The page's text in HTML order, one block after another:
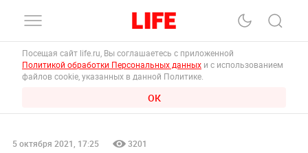
Посещая сайт life.ru, Вы соглашаетесь с приложенной
Политикой обработки Персональных данных и с использованием
файлов cookie, указанных в данной Политике.
ОК
5 октября 2021, 17:25 3201